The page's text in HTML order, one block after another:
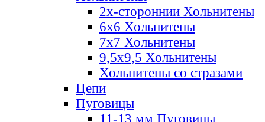
2х-стороннии Хольнитены
6х6 Хольнитены
7х7 Хольнитены
9,5х9,5 Хольнитены
Хольнитены со стразами
Цепи
Пуговицы
11-13 мм Пуговицы